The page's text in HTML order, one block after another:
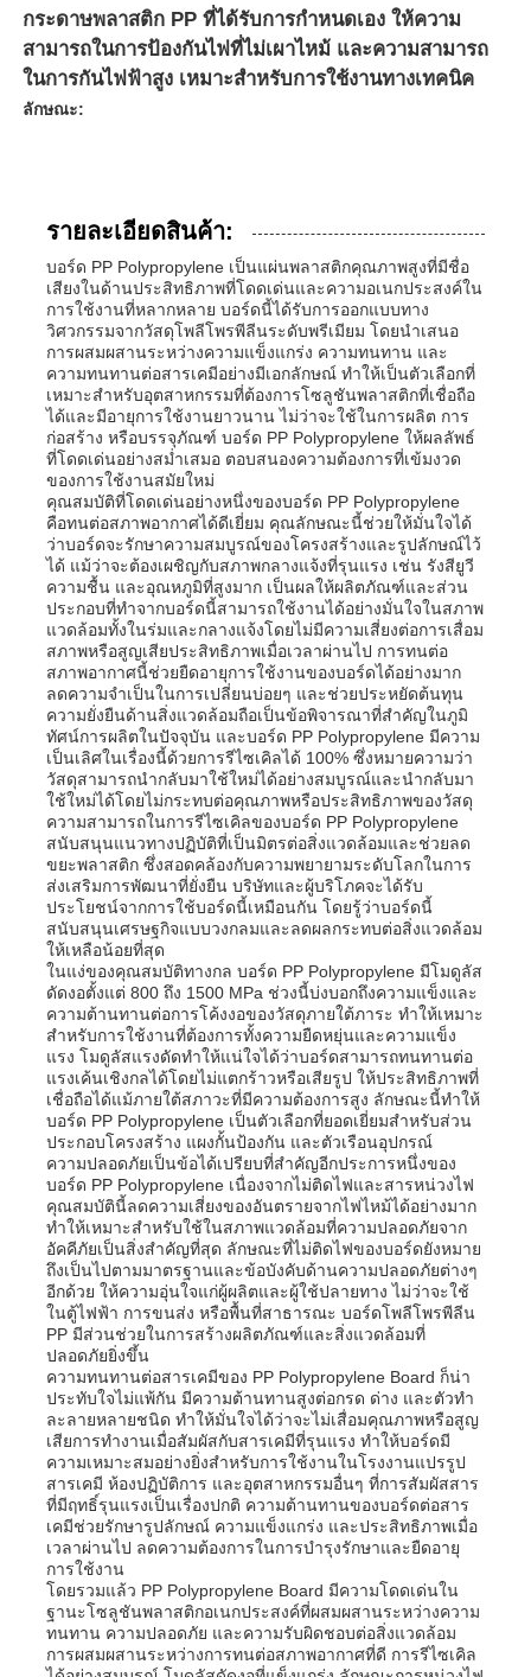
บ้าน
ผลิตภัณฑ์
เกี่ยวกับเรา
ทัวร์โรงงาน
ควบคุมคุณภาพ
ติดต่อเรา
ข่าว
ทุกกรณี
ขออ้าง
กระดาษพลาสติก pp
กระดาษพลาสติก PP ที่ได้รับการกําหนดเอง ให้ความ
สามารถในการป้องกันไฟที่ไม่เผาไหม้ และความสามารถ
ในการกันไฟฟ้าสูง เหมาะสําหรับการใช้งานทางเทคนิค
ลักษณะ:
รายละเอียดสินค้า:
บอร์ด PP Polypropylene เป็นแผ่นพลาสติกคุณภาพสูงที่มีชื่อ
เสียงในด้านประสิทธิภาพที่โดดเด่นและความอเนกประสงค์ใน
การใช้งานที่หลากหลาย บอร์ดนี้ได้รับการออกแบบทาง
วิศวกรรมจากวัสดุโพลีโพรพีลีนระดับพรีเมียม โดยนำเสนอ
การผสมผสานระหว่างความแข็งแกร่ง ความทนทาน และ
ความทนทานต่อสารเคมีอย่างมีเอกลักษณ์ ทำให้เป็นตัวเลือกที่
เหมาะสำหรับอุตสาหกรรมที่ต้องการโซลูชันพลาสติกที่เชื่อถือ
ได้และมีอายุการใช้งานยาวนาน ไม่ว่าจะใช้ในการผลิต การ
ก่อสร้าง หรือบรรจุภัณฑ์ บอร์ด PP Polypropylene ให้ผลลัพธ์
ที่โดดเด่นอย่างสม่ำเสมอ ตอบสนองความต้องการที่เข้มงวด
ของการใช้งานสมัยใหม่
คุณสมบัติที่โดดเด่นอย่างหนึ่งของบอร์ด PP Polypropylene
คือทนต่อสภาพอากาศได้ดีเยี่ยม คุณลักษณะนี้ช่วยให้มั่นใจได้
ว่าบอร์ดจะรักษาความสมบูรณ์ของโครงสร้างและรูปลักษณ์ไว้
ได้ แม้ว่าจะต้องเผชิญกับสภาพกลางแจ้งที่รุนแรง เช่น รังสียูวี
ความชื้น และอุณหภูมิที่สูงมาก เป็นผลให้ผลิตภัณฑ์และส่วน
ประกอบที่ทำจากบอร์ดนี้สามารถใช้งานได้อย่างมั่นใจในสภาพ
แวดล้อมทั้งในร่มและกลางแจ้งโดยไม่มีความเสี่ยงต่อการเสื่อม
สภาพหรือสูญเสียประสิทธิภาพเมื่อเวลาผ่านไป การทนต่อ
สภาพอากาศนี้ช่วยยืดอายุการใช้งานของบอร์ดได้อย่างมาก
ลดความจำเป็นในการเปลี่ยนบ่อยๆ และช่วยประหยัดต้นทุน
ความยั่งยืนด้านสิ่งแวดล้อมถือเป็นข้อพิจารณาที่สำคัญในภูมิ
ทัศน์การผลิตในปัจจุบัน และบอร์ด PP Polypropylene มีความ
เป็นเลิศในเรื่องนี้ด้วยการรีไซเคิลได้ 100% ซึ่งหมายความว่า
วัสดุสามารถนำกลับมาใช้ใหม่ได้อย่างสมบูรณ์และนำกลับมา
ใช้ใหม่ได้โดยไม่กระทบต่อคุณภาพหรือประสิทธิภาพของวัสดุ
ความสามารถในการรีไซเคิลของบอร์ด PP Polypropylene
สนับสนุนแนวทางปฏิบัติที่เป็นมิตรต่อสิ่งแวดล้อมและช่วยลด
ขยะพลาสติก ซึ่งสอดคล้องกับความพยายามระดับโลกในการ
ส่งเสริมการพัฒนาที่ยั่งยืน บริษัทและผู้บริโภคจะได้รับ
ประโยชน์จากการใช้บอร์ดนี้เหมือนกัน โดยรู้ว่าบอร์ดนี้
สนับสนุนเศรษฐกิจแบบวงกลมและลดผลกระทบต่อสิ่งแวดล้อม
ให้เหลือน้อยที่สุด
ในแง่ของคุณสมบัติทางกล บอร์ด PP Polypropylene มีโมดูลัส
ดัดงอตั้งแต่ 800 ถึง 1500 MPa ช่วงนี้บ่งบอกถึงความแข็งและ
ความต้านทานต่อการโค้งงอของวัสดุภายใต้ภาระ ทำให้เหมาะ
สำหรับการใช้งานที่ต้องการทั้งความยืดหยุ่นและความแข็ง
แรง โมดูลัสแรงดัดทำให้แน่ใจได้ว่าบอร์ดสามารถทนทานต่อ
แรงเค้นเชิงกลได้โดยไม่แตกร้าวหรือเสียรูป ให้ประสิทธิภาพที่
เชื่อถือได้แม้ภายใต้สภาวะที่มีความต้องการสูง ลักษณะนี้ทำให้
บอร์ด PP Polypropylene เป็นตัวเลือกที่ยอดเยี่ยมสำหรับส่วน
ประกอบโครงสร้าง แผงกั้นป้องกัน และตัวเรือนอุปกรณ์
ความปลอดภัยเป็นข้อได้เปรียบที่สำคัญอีกประการหนึ่งของ
บอร์ด PP Polypropylene เนื่องจากไม่ติดไฟและสารหน่วงไฟ
คุณสมบัตินี้ลดความเสี่ยงของอันตรายจากไฟไหม้ได้อย่างมาก
ทำให้เหมาะสำหรับใช้ในสภาพแวดล้อมที่ความปลอดภัยจาก
อัคคีภัยเป็นสิ่งสำคัญที่สุด ลักษณะที่ไม่ติดไฟของบอร์ดยังหมาย
ถึงเป็นไปตามมาตรฐานและข้อบังคับด้านความปลอดภัยต่างๆ
อีกด้วย ให้ความอุ่นใจแก่ผู้ผลิตและผู้ใช้ปลายทาง ไม่ว่าจะใช้
ในตู้ไฟฟ้า การขนส่ง หรือพื้นที่สาธารณะ บอร์ดโพลีโพรพีลีน
PP มีส่วนช่วยในการสร้างผลิตภัณฑ์และสิ่งแวดล้อมที่
ปลอดภัยยิ่งขึ้น
ความทนทานต่อสารเคมีของ PP Polypropylene Board ก็น่า
ประทับใจไม่แพ้กัน มีความต้านทานสูงต่อกรด ด่าง และตัวทำ
ละลายหลายชนิด ทำให้มั่นใจได้ว่าจะไม่เสื่อมคุณภาพหรือสูญ
เสียการทำงานเมื่อสัมผัสกับสารเคมีที่รุนแรง ทำให้บอร์ดมี
ความเหมาะสมอย่างยิ่งสำหรับการใช้งานในโรงงานแปรรูป
สารเคมี ห้องปฏิบัติการ และอุตสาหกรรมอื่นๆ ที่การสัมผัสสาร
ที่มีฤทธิ์รุนแรงเป็นเรื่องปกติ ความต้านทานของบอร์ดต่อสาร
เคมีช่วยรักษารูปลักษณ์ ความแข็งแกร่ง และประสิทธิภาพเมื่อ
เวลาผ่านไป ลดความต้องการในการบำรุงรักษาและยืดอายุ
การใช้งาน
โดยรวมแล้ว PP Polypropylene Board มีความโดดเด่นใน
ฐานะโซลูชันพลาสติกอเนกประสงค์ที่ผสมผสานระหว่างความ
ทนทาน ความปลอดภัย และความรับผิดชอบต่อสิ่งแวดล้อม
การผสมผสานระหว่างการทนต่อสภาพอากาศที่ดี การรีไซเคิล